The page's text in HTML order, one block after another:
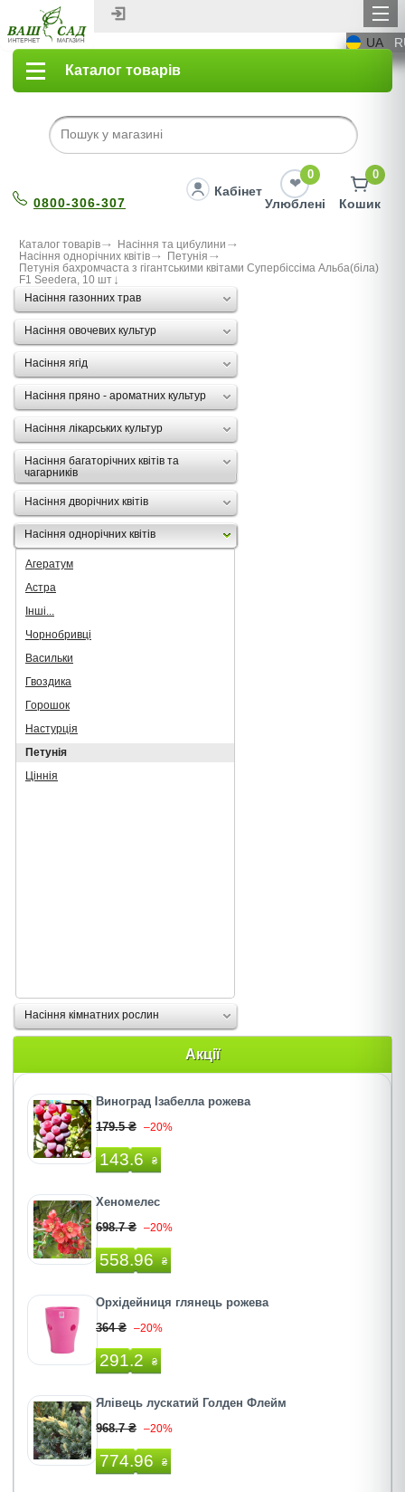
UA
Каталог товарів
0800-306-307
Кабінет
0
Улюблені
0
Кошик
Каталог товарів
Насіння та цибулини
Насіння однорічних квітів
Петунія
Петунія бахромчаста з гігантськими квітами Супербіссіма Альба(біла)
F1 Seedera, 10 шт
Насіння газонних трав
Насіння овочевих культур
Насіння ягід
Насіння пряно - ароматних культур
Насіння лікарських культур
Насіння багаторічних квітів та
чагарників
Насіння дворічних квітів
Насіння однорічних квітів
Агератум
Астра
Інші...
Чорнобривці
Васильки
Гвоздика
Горошок
Настурція
Петунія
Ціннія
Насіння кімнатних рослин
Акції
Виноград Ізабелла рожева
179.5 ₴ –20%
143.6 ₴
Хеномелес
698.7 ₴ –20%
558.96 ₴
Орхідейниця глянець рожева
364 ₴ –20%
291.2 ₴
Ялівець лускатий Голден Флейм
968.7 ₴ –20%
774.96 ₴